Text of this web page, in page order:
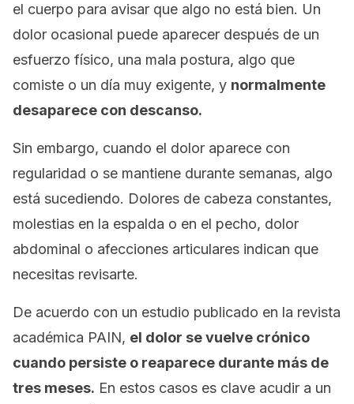
el cuerpo para avisar que algo no está bien. Un
dolor ocasional puede aparecer después de un
esfuerzo físico, una mala postura, algo que
comiste o un día muy exigente, y normalmente
desaparece con descanso.
Sin embargo, cuando el dolor aparece con
regularidad o se mantiene durante semanas, algo
está sucediendo. Dolores de cabeza constantes,
molestias en la espalda o en el pecho, dolor
abdominal o afecciones articulares indican que
necesitas revisarte.
De acuerdo con un estudio publicado en la revista
académica PAIN, el dolor se vuelve crónico
cuando persiste o reaparece durante más de
tres meses. En estos casos es clave acudir a un